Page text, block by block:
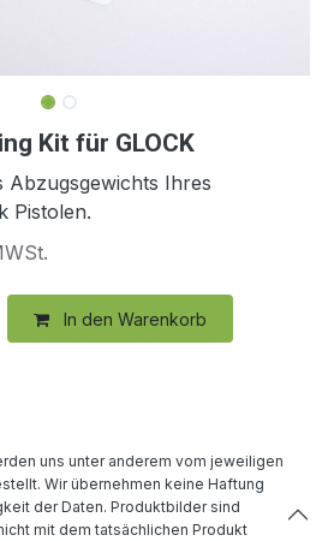
Kit für GLOCK
Ihres
Pistolen.
In den Warenkorb
uns unter anderem vom jeweiligen
Wir übernehmen keine Haftung
der Daten. Produktbilder sind
mit dem tatsächlichen Produkt